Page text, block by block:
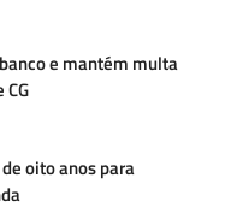
e mantém multa
oito anos para